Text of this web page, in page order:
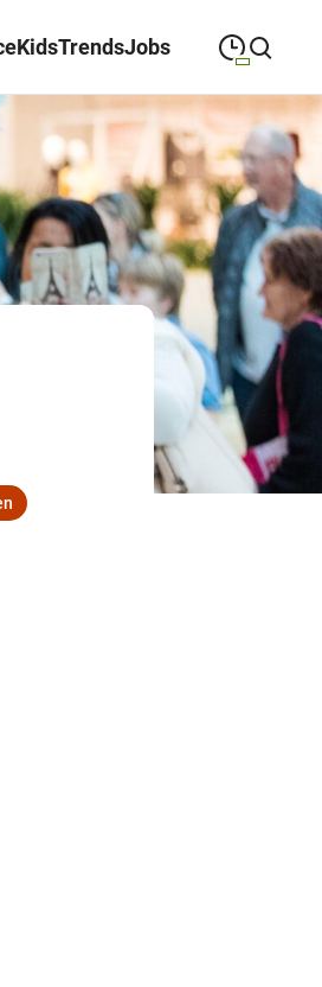
KidsTrendsJobs
Montag
MONTAG 09:00— 19:00
Dienstag
DIENSTAG 09:00—19:00
Mittwoch
MITTWOCH 09:00 19:00
09:00 — 19:00
09:00 —19:00
09:00 18:00